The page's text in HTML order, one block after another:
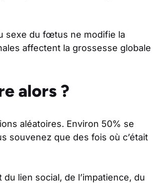
sexe du fœtus ne modifie la
affectent la grossesse globale
alors ?
aléatoires. Environ 50% se
souvenez que des fois où c’était
lien social, de l’impatience, du